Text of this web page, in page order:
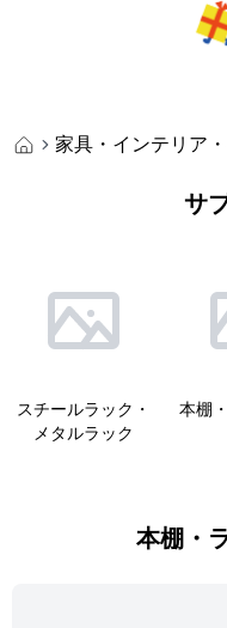
家具・インテリア
サ
スチールラック・
メタルラック
本棚
本棚・